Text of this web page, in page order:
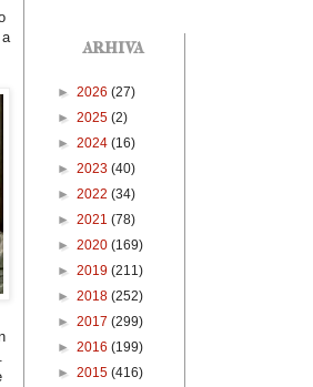
arhiva
► 2026 (27)
► 2025 (2)
► 2024 (16)
► 2023 (40)
► 2022 (34)
► 2021 (78)
► 2020 (169)
► 2019 (211)
► 2018 (252)
► 2017 (299)
► 2016 (199)
► 2015 (416)